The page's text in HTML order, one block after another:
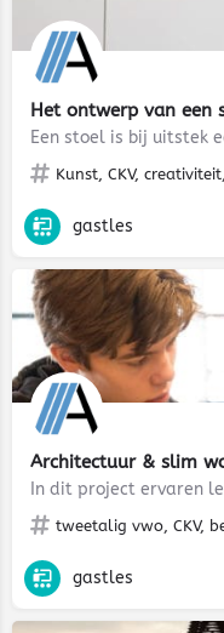
Het ontwerp van een
Kunst, CKV,
gastles
Architectuur & slim
tweetalig vwo, CKV,
gastles